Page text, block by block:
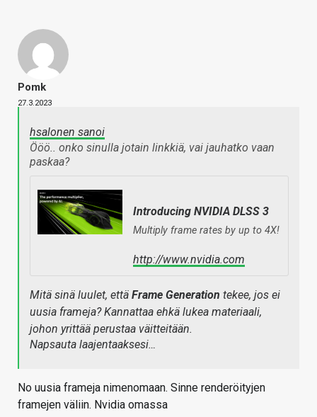
Pomk
27.3.2023
hsalonen sanoi
Ööö.. onko sinulla jotain linkkiä, vai jauhatko vaan
paskaa?
Introducing NVIDIA DLSS 3
Multiply frame rates by up to 4X!
http://www.nvidia.com
Mitä sinä luulet, että Frame Generation tekee, jos ei
uusia frameja? Kannattaa ehkä lukea materiaali,
johon yrittää perustaa väitteitään.
Napsauta laajentaaksesi…
No uusia frameja nimenomaan. Sinne renderöityjen
framejen väliin. Nvidia omassa